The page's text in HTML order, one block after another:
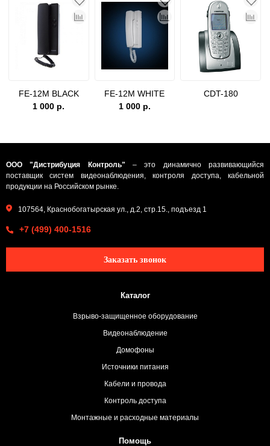
FE-12M BLACK
1 000 р.
FE-12M WHITE
1 000 р.
CDT-180
ООО "Дистрибуция Контроль" – это динамично развивающийся
поставщик систем видеонаблюдения, контроля доступа, кабельной
продукции на Российском рынке.
107564, Краснобогатырская ул., д.2, стр.15., подъезд 1
+7 (499) 400-1516
Заказать звонок
Каталог
Взрыво-защищенное оборудование
Видеонаблюдение
Домофоны
Источники питания
Кабели и провода
Контроль доступа
Монтажные и расходные материалы
Помощь